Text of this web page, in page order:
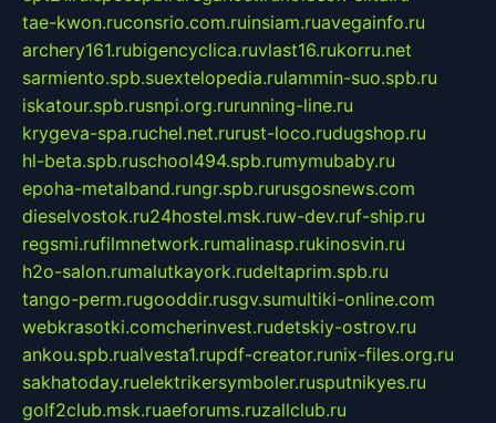
tae-kwon.ruconsrio.com.ruinsiam.ruavegainfo.ru
archery161.rubigencyclica.ruvlast16.rukorru.net
sarmiento.spb.suextelopedia.rulammin-suo.spb.ru
iskatour.spb.rusnpi.org.rurunning-line.ru
krygeva-spa.ruchel.net.rurust-loco.rudugshop.ru
hl-beta.spb.ruschool494.spb.rumymubaby.ru
epoha-metalband.rungr.spb.rurusgosnews.com
dieselvostok.ru24hostel.msk.ruw-dev.ruf-ship.ru
regsmi.rufilmnetwork.rumalinasp.rukinosvin.ru
h2o-salon.rumalutkayork.rudeltaprim.spb.ru
tango-perm.rugooddir.rusgv.sumultiki-online.com
webkrasotki.comcherinvest.rudetskiy-ostrov.ru
ankou.spb.rualvesta1.rupdf-creator.runix-files.org.ru
sakhatoday.ruelektrikersymboler.rusputnikyes.ru
golf2club.msk.ruaeforums.ruzallclub.ru